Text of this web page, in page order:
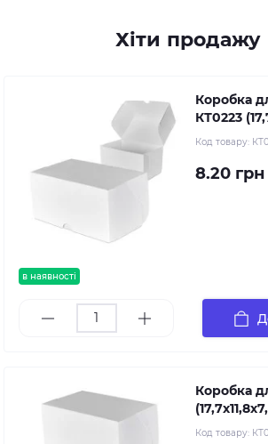
Хіти продажу
в наявності
Коробка
КТ0223
Код товару:
8.20 грн
Коробка
Код товару: